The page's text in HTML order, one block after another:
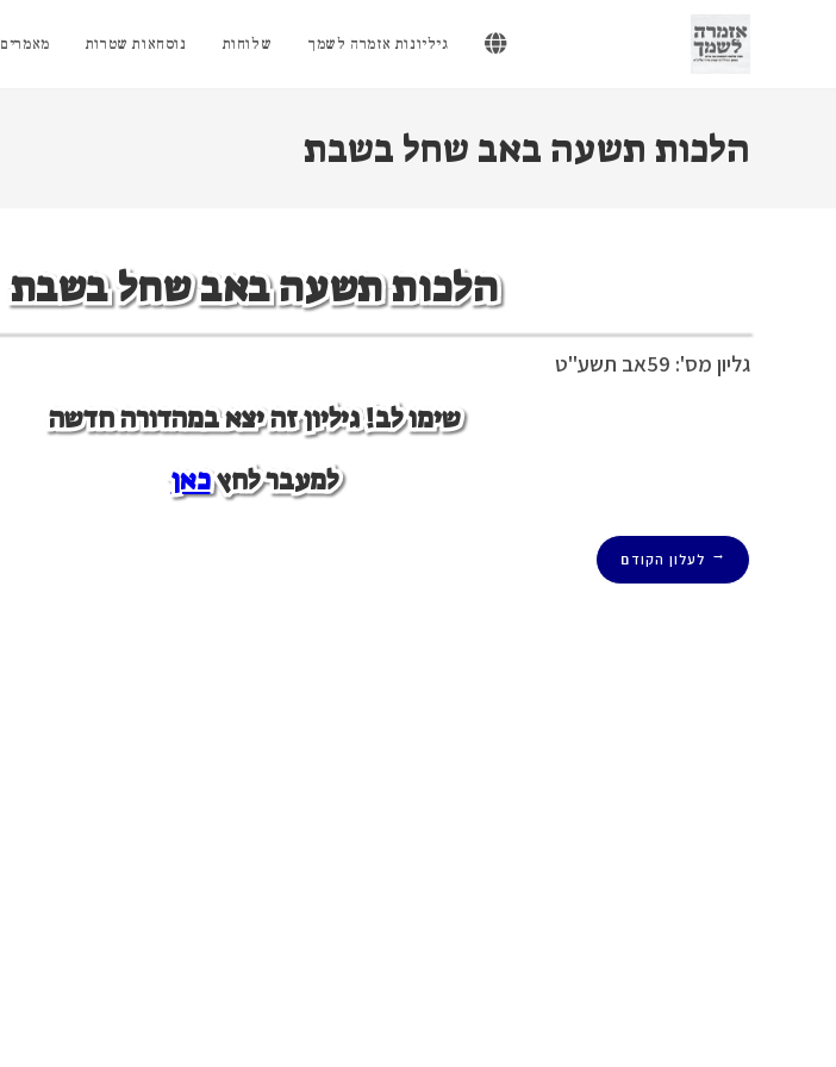
גיליונות אזמרה לשמך שלוחות נוסחאות שטרות מאמרים
הלכות תשעה באב שחל בשבת
הלכות תשעה באב שחל בשבת
גליון מס': 59 אב תשע"ט
שימו לב! גיליון זה יצא במהדורה חדשה
למעבר לחץכאן
← לעלון הקודם